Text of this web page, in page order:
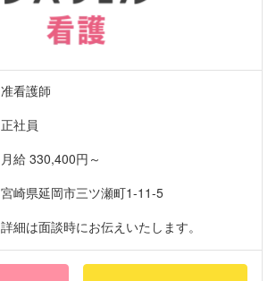
准看護師
正社員
月給 330,400円～
宮崎県延岡市三ツ瀬町1-11-5
詳細は面談時にお伝えいたします。